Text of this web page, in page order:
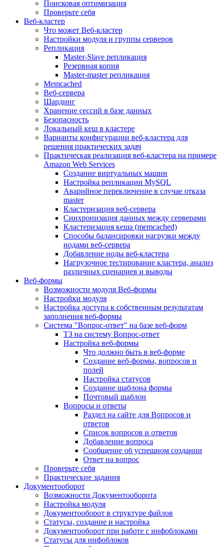
Поисковая оптимизация
Проверьте себя
Веб-кластер
Что может Веб-кластер
Настройки модуля и группы серверов
Репликация
Master-Slave репликация
Резервная копия
Master-master репликация
Memcached
Веб-сервера
Шардинг
Хранение сессий в базе данных
Безопасность
Локальный кеш в кластере
Варианты конфигурации веб-кластера для
решения практических задач
Практическая реализация веб-кластера на примере
Amazon Web Services
Создание виртуальных машин
Настройка репликации MySQL
Аварийное переключение в случае отказа
master
Кластеризация веб-сервера
Синхронизация данных между серверами
Кластеризация кеша (memcached)
Способы балансировки нагрузки между
нодами веб-сервера
Добавление ноды веб-кластера
Нагрузочное тестирование кластера, анализ
различных сценариев и выводы
Веб-формы
Возможности модуля Веб-формы
Настройки модуля
Настройка доступа к собственным результатам
заполнения веб-формы
Система "Вопрос-ответ" на базе веб-форм
ТЗ на систему Вопрос-ответ
Настройка веб-формы
Что должно быть в веб-форме
Создание веб-формы, вопросов и
полей
Настройка статусов
Создание шаблона формы
Почтовый шаблон
Вопросы и ответы
Раздел на сайте для Вопросов и
ответов
Список вопросов и ответов
Добавление вопроса
Сообщение об успешном создании
Ответ на вопрос
Проверьте себя
Практические задания
Документооборот
Возможности Документооборота
Настройка модуля
Документооборот в структуре файлов
Статусы, создание и настройка
Документооборот при работе с инфоблоками
Статусы для инфоблоков